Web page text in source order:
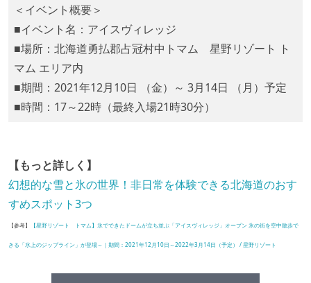
＜イベント概要＞
■イベント名：アイスヴィレッジ
■場所：北海道勇払郡占冠村中トマム 星野リゾート ト
マム エリア内
■期間：2021年12月10日 （金）～ 3月14日 （月）予定
■時間：17～22時（最終入場21時30分）
【もっと詳しく】
幻想的な雪と氷の世界！非日常を体験できる北海道のおす
すめスポット3つ
【参考】 【星野リゾート トマム】氷でできたドームが立ち並ぶ「アイスヴィレッジ」オープン 氷の街を空中散歩で
きる「氷上のジップライン」が登場～｜期間：2021年12月10日～2022年3月14日（予定） / 星野リゾート